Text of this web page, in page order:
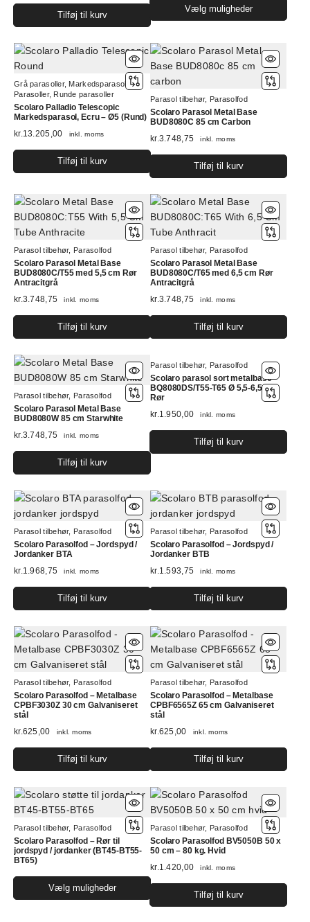
Tilføj til kurv
Vælg muligheder
vare
Grå parasoller, Markedsparasoller,
Parasoller, Runde parasoller
Scolaro Palladio Telescopic
Markedsparasol, Ecru – Ø5 (Rund)
kr.13.205,00 inkl. moms
Tilføj til kurv
Parasol tilbehør, Parasolfod
Scolaro Parasol Metal Base
BUD8080C 85 cm Carbon
kr.3.748,75 inkl. moms
Tilføj til kurv
Parasol tilbehør, Parasolfod
Scolaro Parasol Metal Base
BUD8080C/T55 med 5,5 cm Rør
Antracitgrå
kr.3.748,75 inkl. moms
Tilføj til kurv
Parasol tilbehør, Parasolfod
Scolaro Parasol Metal Base
BUD8080C/T65 med 6,5 cm Rør
Antracitgrå
kr.3.748,75 inkl. moms
Tilføj til kurv
Parasol tilbehør, Parasolfod
Scolaro Parasol Metal Base
BUD8080W 85 cm Starwhite
kr.3.748,75 inkl. moms
Tilføj til kurv
Parasol tilbehør, Parasolfod
Scolaro parasol sort metalbase
BQ8080DS/T55-T65 Ø 5,5-6,5cm
Rør
kr.1.950,00 inkl. moms
Tilføj til kurv
Parasol tilbehør, Parasolfod
Scolaro Parasolfod – Jordspyd /
Jordanker BTA
kr.1.968,75 inkl. moms
Tilføj til kurv
Parasol tilbehør, Parasolfod
Scolaro Parasolfod – Jordspyd /
Jordanker BTB
kr.1.593,75 inkl. moms
Tilføj til kurv
Parasol tilbehør, Parasolfod
Scolaro Parasolfod – Metalbase
CPBF3030Z 30 cm Galvaniseret
stål
kr.625,00 inkl. moms
Tilføj til kurv
Parasol tilbehør, Parasolfod
Scolaro Parasolfod – Metalbase
CPBF6565Z 65 cm Galvaniseret
stål
kr.625,00 inkl. moms
Tilføj til kurv
Parasol tilbehør, Parasolfod
Scolaro Parasolfod – Rør til
jordspyd / jordanker (BT45-BT55-
BT65)
Vælg muligheder
Dette
Parasol tilbehør, Parasolfod
Scolaro Parasolfod BV5050B 50 x
50 cm – 80 kg. Hvid
kr.1.420,00 inkl. moms
Tilføj til kurv